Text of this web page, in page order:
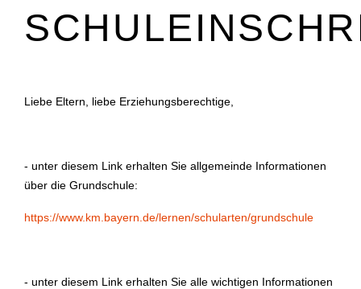
Liebe Eltern, liebe Erziehungsberechtige,
- unter diesem Link erhalten Sie allgemeinde Informationen
über die Grundschule:
https://www.km.bayern.de/lernen/schularten/grundschule
- unter diesem Link erhalten Sie alle wichtigen Informationen